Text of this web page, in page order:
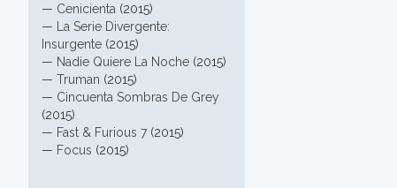
— Cenicienta (2015)
—
La Serie Divergente:
Insurgente (2015)
— Nadie Quiere La Noche (2015)
— Truman (2015)
— Cincuenta Sombras De Grey
(2015)
— Fast & Furious 7 (2015)
— Focus (2015)